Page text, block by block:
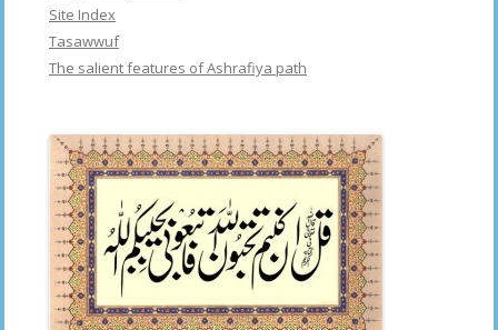
Site Index
Tasawwuf
The salient features of Ashrafiya path